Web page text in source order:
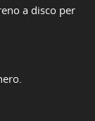
a disco per